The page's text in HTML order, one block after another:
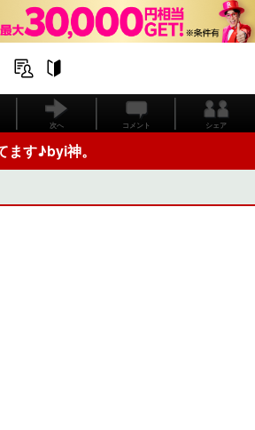
次へ コメント シェア
ます♪byi神。